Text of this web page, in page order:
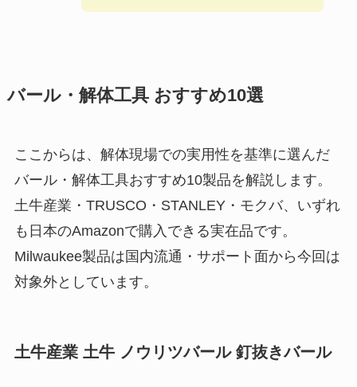
バール・解体工具 おすすめ10選
ここからは、解体現場での実用性を基準に選んだ
バール・解体工具おすすめ10製品を解説します。
土牛産業・TRUSCO・STANLEY・モクバ、いずれ
も日本のAmazonで購入できる実在品です。
Milwaukee製品は国内流通・サポート面から今回は
対象外としています。
土牛産業 土牛 ノウリツバール 釘抜きバール